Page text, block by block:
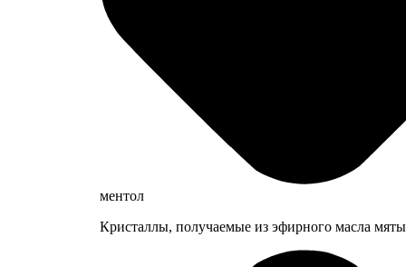
ментол
Кристаллы, получаемые из эфирного масла